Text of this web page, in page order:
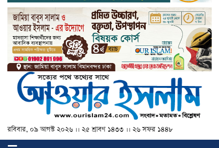
রবিবার, ০৯ আগস্ট ২০২৬ ।। ২৫ শ্রাবণ ১৪৩৩ ।। ২৬ সফর ১৪৪৮